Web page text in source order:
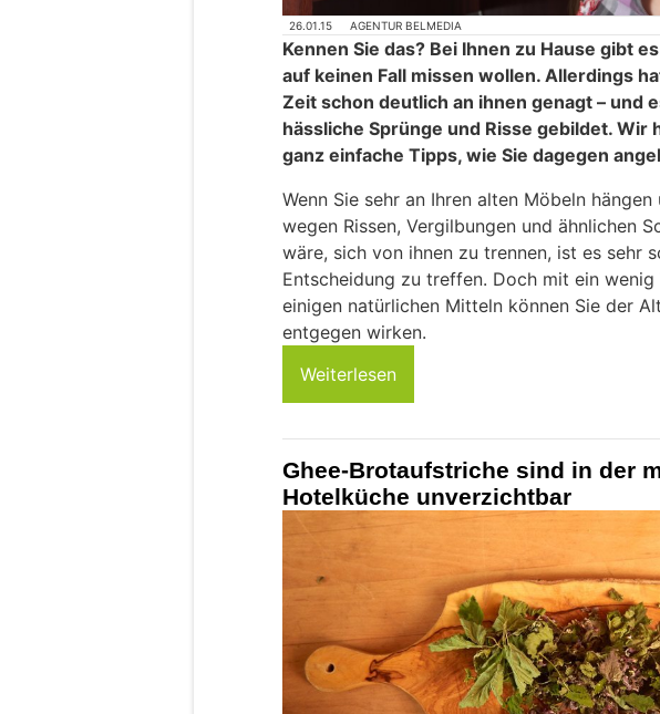
26.01.15 AGENTUR BELMEDIA
Kennen Sie das? Bei Ihnen zu Hause gibt
auf keinen Fall missen wollen. Allerdings
Zeit schon deutlich an ihnen genagt – und
hässliche Sprünge und Risse gebildet. Wir
ganz einfache Tipps, wie Sie dagegen
Wenn Sie sehr an Ihren alten Möbeln hängen
wegen Rissen, Vergilbungen und ähnlichen
wäre, sich von ihnen zu trennen, ist es sehr
Entscheidung zu treffen. Doch mit ein wenig
einigen natürlichen Mitteln können Sie der
entgegen wirken.
Weiterlesen
Ghee-Brotaufstriche sind in der
Hotelküche unverzichtbar